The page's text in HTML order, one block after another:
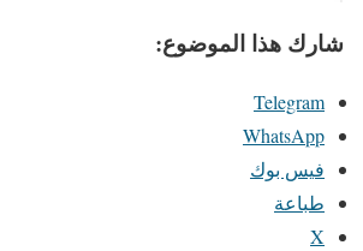
شارك هذا الموضوع:
Telegram
WhatsApp
فيس بوك
طباعة
X